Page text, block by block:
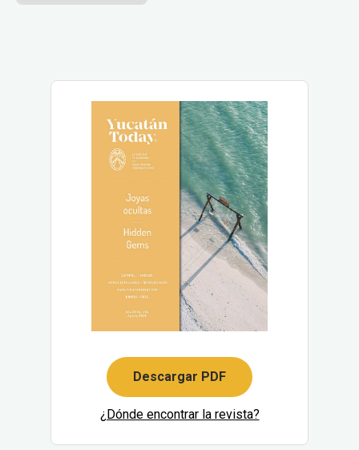
Descargar PDF
¿Dónde encontrar la revista?